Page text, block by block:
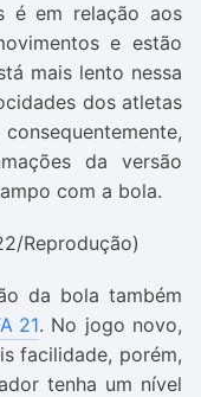
é em relação aos
e estão
mais lento nessa
dos atletas
da versão
com a bola.
Reprodução)
da bola também
21. No jogo novo,
facilidade, porém,
tenha um nível